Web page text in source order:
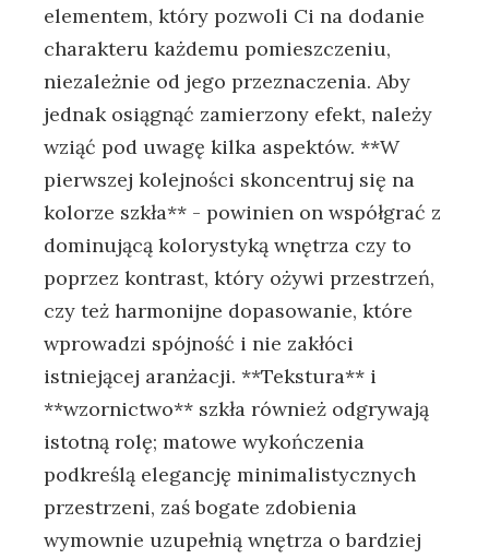
elementem, który pozwoli Ci na dodanie
‌charakteru każdemu‍ pomieszczeniu,
niezależnie od jego przeznaczenia. Aby
jednak osiągnąć zamierzony efekt, należy
wziąć ​pod uwagę kilka aspektów. **W ​
pierwszej ⁣kolejności ⁢skoncentruj się na
kolorze⁣ szkła** ⁢- powinien on współgrać z
dominującą kolorystyką ‍wnętrza czy ⁣to
poprzez kontrast, który ożywi przestrzeń,
czy też‌ harmonijne dopasowanie, które
wprowadzi spójność i nie zakłóci
istniejącej‍ aranżacji. ⁤**Tekstura**⁣ i
**wzornictwo** szkła ⁣również odgrywają⁢
istotną rolę; matowe wykończenia
podkreślą elegancję minimalistycznych
przestrzeni,​ zaś‍ bogate zdobienia
wymownie‌ uzupełnią ⁤wnętrza⁢ o bardziej